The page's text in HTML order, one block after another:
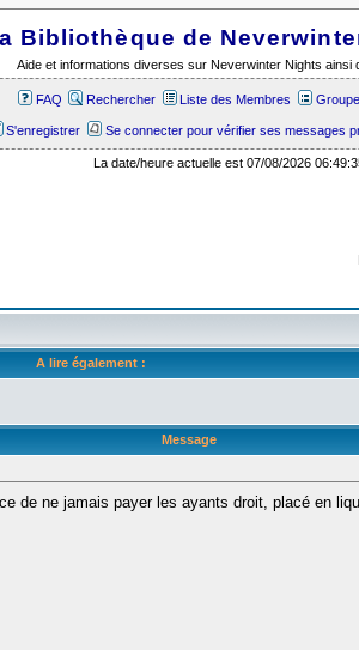
Bibliothèque de
Aide et informations diverses sur Neverwinter Nights ainsi
FAQ Rechercher Liste des Membres
S'enregistrer Se connecter pour vérifier ses messages
La date/heure actuelle est 07/08/2026
A lire également :
Message
de ne jamais payer les ayants droit, placé en